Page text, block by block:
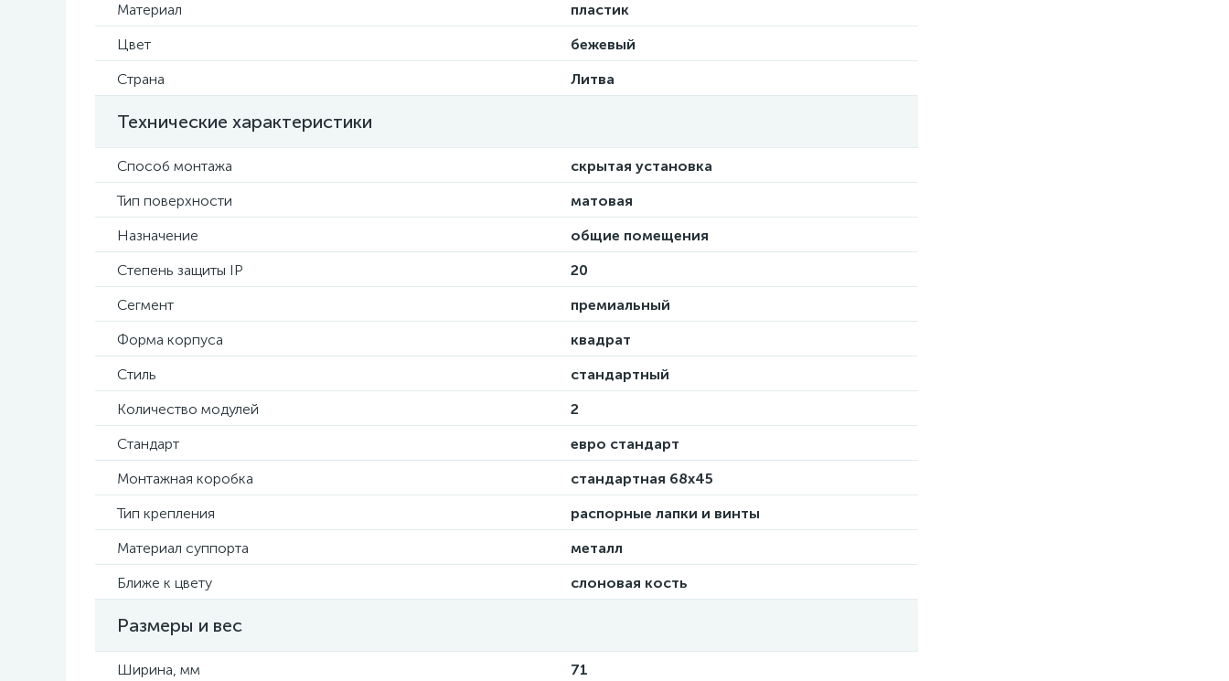
Материал
пластик
Цвет
бежевый
Страна
Литва
Технические характеристики
Способ монтажа
скрытая установка
Тип поверхности
матовая
Назначение
общие помещения
Степень защиты IP
20
Сегмент
премиальный
Форма корпуса
квадрат
Стиль
стандартный
Количество модулей
2
Стандарт
евро стандарт
Монтажная коробка
стандартная 68х45
Тип крепления
распорные лапки и винты
Материал суппорта
металл
Ближе к цвету
слоновая кость
Размеры и вес
Ширина, мм
71